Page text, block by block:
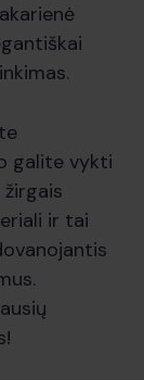
galite vykti
ir tai